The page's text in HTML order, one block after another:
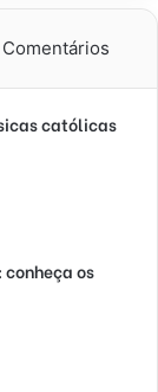
Comentários
católicas
os